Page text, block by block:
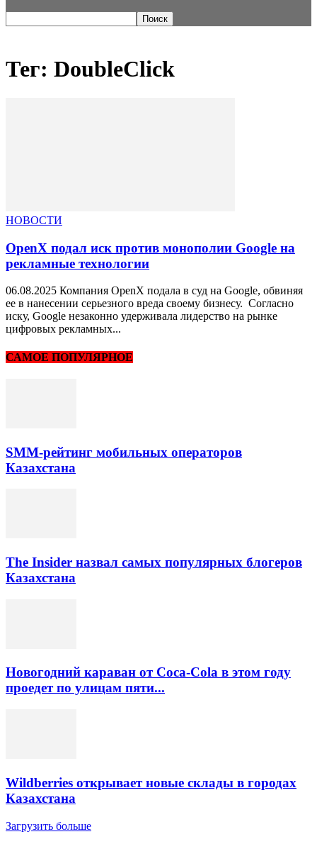
Тег: DoubleClick
НОВОСТИ
OpenX подал иск против монополии Google на
рекламные технологии
06.08.2025 Компания OpenX подала в суд на Google, обвиняя
ее в нанесении серьезного вреда своему бизнесу. Согласно
иску, Google незаконно удерживала лидерство на рынке
цифровых рекламных...
САМОЕ ПОПУЛЯРНОЕ
SMM-рейтинг мобильных операторов
Казахстана
The Insider назвал самых популярных блогеров
Казахстана
Новогодний караван от Coca-Cola в этом году
проедет по улицам пяти...
Wildberries открывает новые склады в городах
Казахстана
Загрузить больше